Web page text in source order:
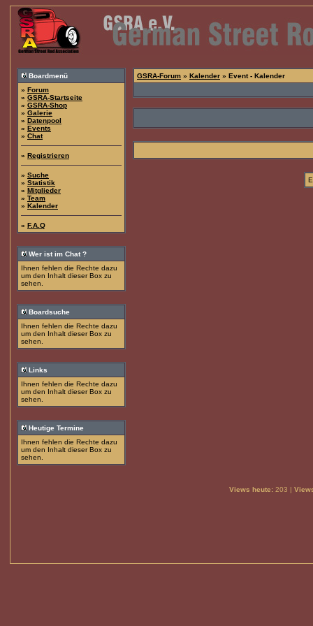
Boardmenü
» Forum
» GSRA-Startseite
» GSRA-Shop
» Galerie
» Datenpool
» Events
» Chat
» Registrieren
» Suche
» Statistik
» Mitglieder
» Team
» Kalender
» F.A.Q
Wer ist im Chat ?
Ihnen fehlen die Rechte dazu
um den Inhalt dieser Box zu
sehen.
Boardsuche
Ihnen fehlen die Rechte dazu
um den Inhalt dieser Box zu
sehen.
Links
Ihnen fehlen die Rechte dazu
um den Inhalt dieser Box zu
sehen.
Heutige Termine
Ihnen fehlen die Rechte dazu
um den Inhalt dieser Box zu
sehen.
GSRA-Forum » Kalender » Event - Kalender
Views heute:203 |